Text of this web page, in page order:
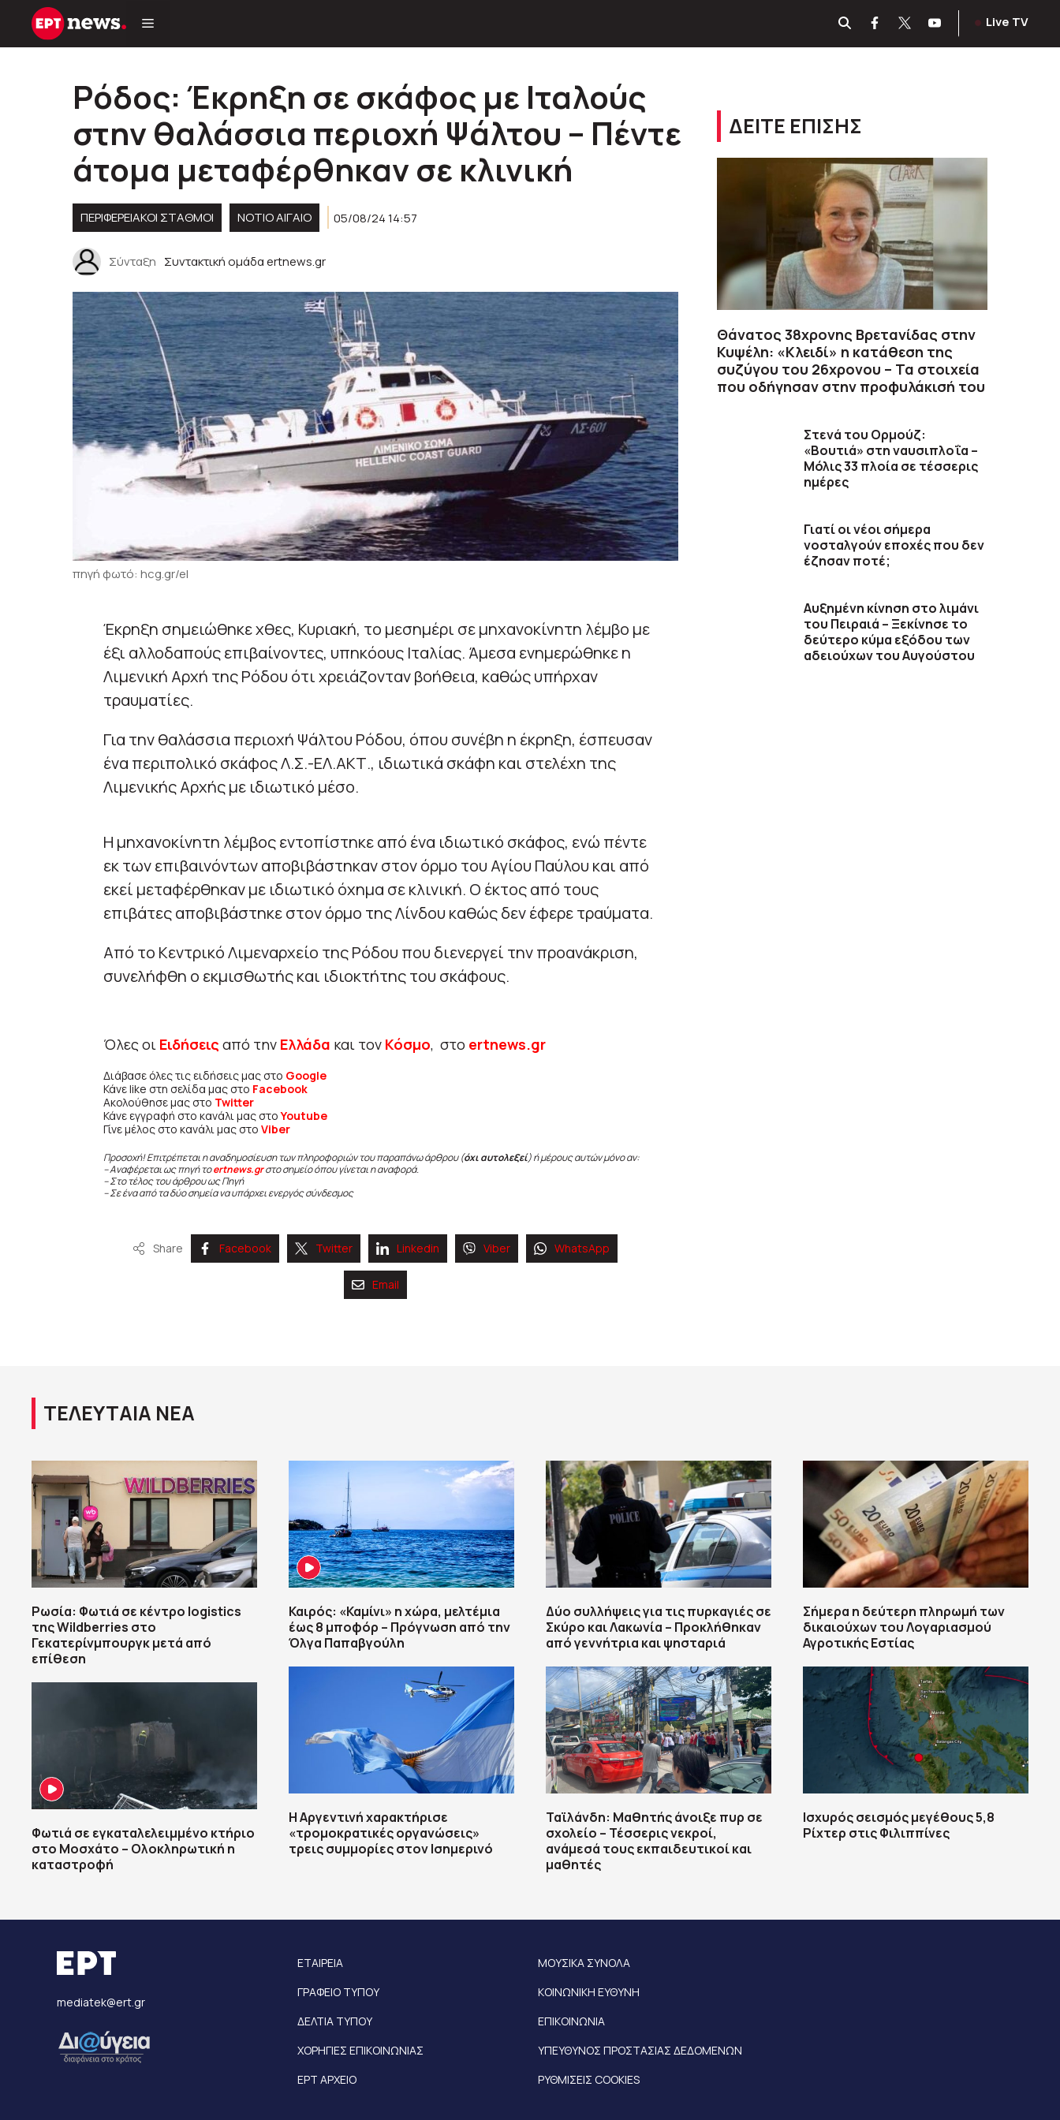
Μετάβαση
Live TV
Ρόδος: Έκρηξη σε σκάφος με Ιταλούς
στην θαλάσσια περιοχή Ψάλτου – Πέντε
άτομα μεταφέρθηκαν σε κλινική
ΠΕΡΙΦΕΡΕΙΑΚΟΊ ΣΤΑΘΜΟΊ ΝΟΤΙΟ ΑΙΓΑΙΟ 05/08/24 14:57
Σύνταξη Συντακτική ομάδα ertnews.gr
πηγή φωτό: hcg.gr/el
Έκρηξη σημειώθηκε χθες, Κυριακή, το μεσημέρι σε μηχανοκίνητη λέμβο με
έξι αλλοδαπούς επιβαίνοντες, υπηκόους Ιταλίας. Άμεσα ενημερώθηκε η
Λιμενική Αρχή της Ρόδου ότι χρειάζονταν βοήθεια, καθώς υπήρχαν
τραυματίες.
Για την θαλάσσια περιοχή Ψάλτου Ρόδου, όπου συνέβη η έκρηξη, έσπευσαν
ένα περιπολικό σκάφος Λ.Σ.-ΕΛ.ΑΚΤ., ιδιωτικά σκάφη και στελέχη της
Λιμενικής Αρχής με ιδιωτικό μέσο.
Η μηχανοκίνητη λέμβος εντοπίστηκε από ένα ιδιωτικό σκάφος, ενώ πέντε
εκ των επιβαινόντων αποβιβάστηκαν στον όρμο του Αγίου Παύλου και από
εκεί μεταφέρθηκαν με ιδιωτικό όχημα σε κλινική. Ο έκτος από τους
επιβάτες αποβιβάστηκε στον όρμο της Λίνδου καθώς δεν έφερε τραύματα.
Από το Κεντρικό Λιμεναρχείο της Ρόδου που διενεργεί την προανάκριση,
συνελήφθη ο εκμισθωτής και ιδιοκτήτης του σκάφους.
Όλες οι Ειδήσεις από την Ελλάδα και τον Κόσμο, στο ertnews.gr
Διάβασε όλες τις ειδήσεις μας στο Google
Κάνε like στη σελίδα μας στο Facebook
Ακολούθησε μας στο Twitter
Κάνε εγγραφή στο κανάλι μας στοYoutube
Γίνε μέλος στο κανάλι μας στο Viber
Προσοχή! Επιτρέπεται η αναδημοσίευση των πληροφοριών του παραπάνω άρθρου (όχι αυτολεξεί) ή μέρους αυτών μόνο αν:
– Αναφέρεται ως πηγή τοertnews.gr στο σημείο όπου γίνεται η αναφορά.
– Στο τέλος του άρθρου ως Πηγή
– Σε ένα από τα δύο σημεία να υπάρχει ενεργός σύνδεσμος
Share Facebook Twitter Linkedin Viber WhatsApp
Email
ΔΕΙΤΕ ΕΠΙΣΗΣ
Θάνατος 38χρονης Βρετανίδας στην
Κυψέλη: «Κλειδί» η κατάθεση της
συζύγου του 26χρονου – Τα στοιχεία
που οδήγησαν στην προφυλάκισή του
Στενά του Ορμούζ:
«Βουτιά» στη ναυσιπλοΐα –
Μόλις 33 πλοία σε τέσσερις
ημέρες
Γιατί οι νέοι σήμερα
νοσταλγούν εποχές που δεν
έζησαν ποτέ;
Αυξημένη κίνηση στο λιμάνι
του Πειραιά – Ξεκίνησε το
δεύτερο κύμα εξόδου των
αδειούχων του Αυγούστου
ΤΕΛΕΥΤΑΙΑ ΝΕΑ
Ρωσία: Φωτιά σε κέντρο logistics
της Wildberries στο
Γεκατερίνμπουργκ μετά από
επίθεση
Φωτιά σε εγκαταλελειμμένο κτήριο
στο Μοσχάτο – Ολοκληρωτική η
καταστροφή
Καιρός: «Καμίνι» η χώρα, μελτέμια
έως 8 μποφόρ – Πρόγνωση από την
Όλγα Παπαβγούλη
Η Αργεντινή χαρακτήρισε
«τρομοκρατικές οργανώσεις»
τρεις συμμορίες στον Ισημερινό
Δύο συλλήψεις για τις πυρκαγιές σε
Σκύρο και Λακωνία – Προκλήθηκαν
από γεννήτρια και ψησταριά
Ταϊλάνδη: Μαθητής άνοιξε πυρ σε
σχολείο – Τέσσερις νεκροί,
ανάμεσά τους εκπαιδευτικοί και
μαθητές
Σήμερα η δεύτερη πληρωμή των
δικαιούχων του Λογαριασμού
Αγροτικής Εστίας
Ισχυρός σεισμός μεγέθους 5,8
Ρίχτερ στις Φιλιππίνες
mediatek@ert.gr
ΕΤΑΙΡΕΙΑ
ΓΡΑΦΕΙΟ ΤΥΠΟΥ
ΔΕΛΤΙΑ ΤΥΠΟΥ
ΧΟΡΗΓΙΕΣ ΕΠΙΚΟΙΝΩΝΙΑΣ
ΕΡΤ ΑΡΧΕΙΟ
ΜΟΥΣΙΚΑ ΣΥΝΟΛΑ
ΚΟΙΝΩΝΙΚΗ ΕΥΘΥΝΗ
ΕΠΙΚΟΙΝΩΝΙΑ
ΥΠΕΥΘΥΝΟΣ ΠΡΟΣΤΑΣΙΑΣ ΔΕΔΟΜΕΝΩΝ
ΡΥΘΜΙΣΕΙΣ COOKIES